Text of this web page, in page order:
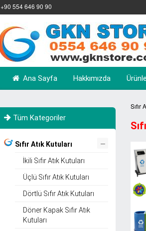
+90 554 646 90 90
Ana Sayfa Hakkımızda
Sıfır
Tüm Kategoriler
Sıfır Atık Kutuları –
İkili Sıfır Atık Kutuları
Üçlü Sıfır Atık Kutuları
Dörtlü Sıfır Atık Kutuları
Döner Kapak Sıfır Atık
Kutuları